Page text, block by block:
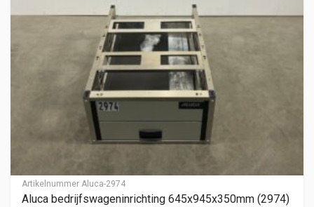
Artikelnummer Aluca-2974
Aluca bedrijfswageninrichting 645x945x350mm (2974)